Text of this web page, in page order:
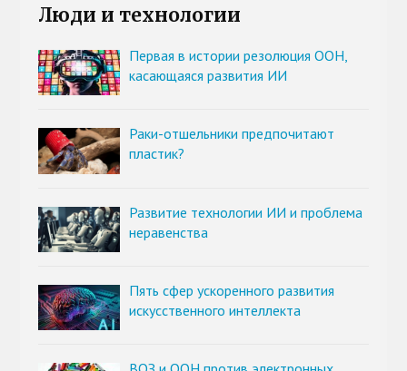
Люди и технологии
Первая в истории резолюция ООН,
касающаяся развития ИИ
Раки-отшельники предпочитают
пластик?
Развитие технологии ИИ и проблема
неравенства
Пять сфер ускоренного развития
искусственного интеллекта